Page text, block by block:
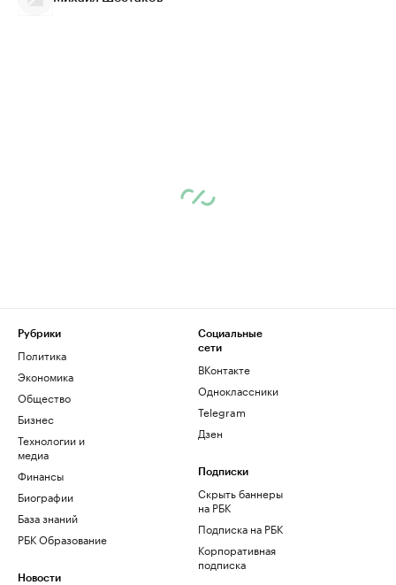
Рубрики
Политика
Экономика
Общество
Бизнес
Технологии и
медиа
Финансы
Биографии
База знаний
РБК Образование
Новости
Социальные
сети
ВКонтакте
Одноклассники
Telegram
Дзен
Подписки
Скрыть баннеры
на РБК
Подписка на РБК
Корпоративная
подписка